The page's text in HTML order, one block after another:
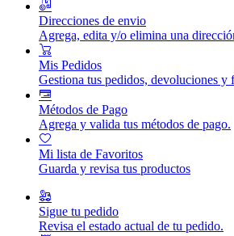
Direcciones de envio
Agrega, edita y/o elimina una
Mis Pedidos
Gestiona tus pedidos, devoluciones y
Métodos de Pago
Agrega y valida tus métodos de pago.
Mi lista de Favoritos
Guarda y revisa tus productos
Sigue tu pedido
Revisa el estado actual de tu pedido.